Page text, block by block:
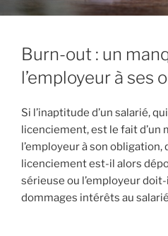
Burn-out : un
l’employeur à ses
Si l’inaptitude d’un salarié,
licenciement, est le fait d’un
l’employeur à son obligation,
licenciement est-il alors
sérieuse ou l’employeur
dommages intérêts au